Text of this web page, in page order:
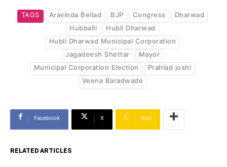
TAGS Aravinda Bellad BJP Congress
Dharwad
Hubballi
Hubli Dharwad
Hubli Dharwad Municipal Corporation
Jagadeesh Shettar
Mayor
Municipal Corporation Election
Prahlad joshi
Veena Baradwade
Facebook X Koo
RELATED ARTICLES